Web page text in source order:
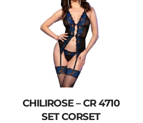
CHILIROSE – CR 4710
SET CORSET